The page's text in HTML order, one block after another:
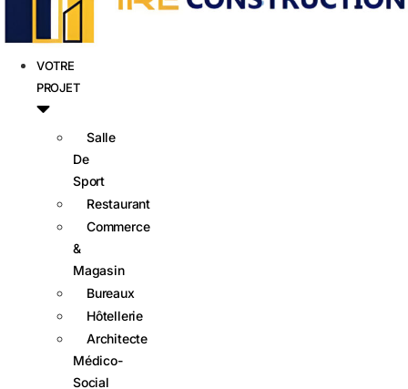
VOTRE
PROJET
Salle
De
Sport
Restaurant
Commerce
&
Magasin
Bureaux
Hôtellerie
Architecte
Médico-
Social